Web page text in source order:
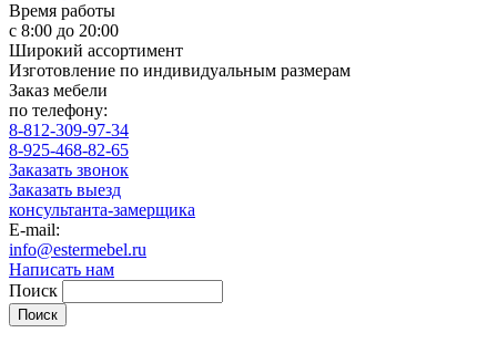
Время работы
с 8:00 до 20:00
Широкий ассортимент
Изготовление по индивидуальным размерам
Заказ мебели
по телефону:
8-812-309-97-34
8-925-468-82-65
Заказать звонок
Заказать выезд
консультанта-замерщика
E-mail:
info@estermebel.ru
Написать нам
Поиск